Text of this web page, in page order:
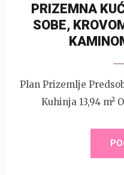
PRIZEMNA
SOBE,
Plan Prizemlje
Kuhinja 13,94 m²